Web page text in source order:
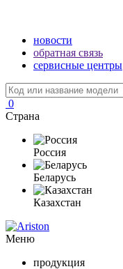
новости
обратная связь
сервисные центры
0
Страна
Россия
Беларусь
Казахстан
Меню
продукция